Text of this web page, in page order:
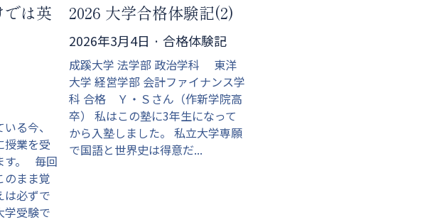
は英
る今、
授業を受
す。 毎回
のまま覚
は必ずで
学受験で
2026 大学合格体験記(2)
2026年3月4日 ·合格体験記
成蹊大学 法学部 政治学科 東洋
大学 経営学部 会計ファイナンス学
科 合格 Ｙ・Ｓさん（作新学院高
卒） 私はこの塾に3年生になって
から入塾しました。 私立大学専願
で国語と世界史は得意だ...